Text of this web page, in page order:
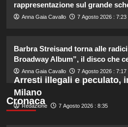
4
Rihanna in
rappresentazione sul grande
Anna Gaia Cavallo 7 Agosto 2026 : 7:23
Barbra Streisand torna alle
Broadway Album”, il disco che
Anna Gaia Cavallo 7 Agosto 2026 : 7:17
Cronaca
Arresti illegali e peculato,
Milano
Redazione 7 Agosto 2026 : 8:35